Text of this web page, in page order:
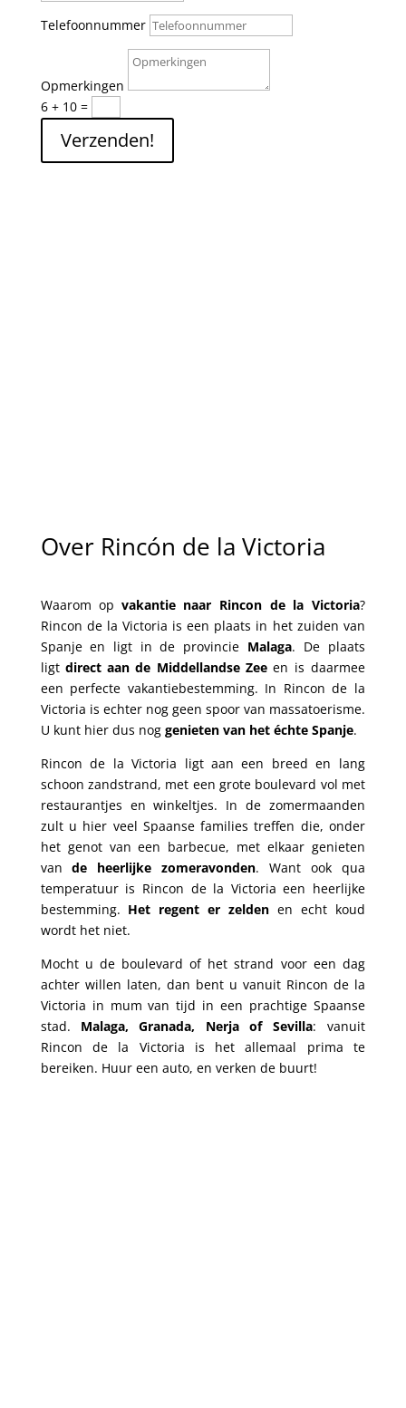
Telefoonnummer
Opmerkingen
6 + 10=
Verzenden!
Over Rincón de la Victoria
Waarom op vakantie naar Rincon de la Victoria?
Rincon de la Victoria is een plaats in het zuiden van
Spanje en ligt in de provincie Malaga. De plaats
ligt direct aan de Middellandse Zee en is daarmee
een perfecte vakantiebestemming. In Rincon de la
Victoria is echter nog geen spoor van massatoerisme.
U kunt hier dus nog genieten van het échte Spanje.
Rincon de la Victoria ligt aan een breed en lang
schoon zandstrand, met een grote boulevard vol met
restaurantjes en winkeltjes. In de zomermaanden
zult u hier veel Spaanse families treffen die, onder
het genot van een barbecue, met elkaar genieten
van de heerlijke zomeravonden. Want ook qua
temperatuur is Rincon de la Victoria een heerlijke
bestemming. Het regent er zelden en echt koud
wordt het niet.
Mocht u de boulevard of het strand voor een dag
achter willen laten, dan bent u vanuit Rincon de la
Victoria in mum van tijd in een prachtige Spaanse
stad.
Malaga, Granada, Nerja of Sevilla: vanuit
Rincon de la Victoria is het allemaal prima te
bereiken. Huur een auto, en verken de buurt!